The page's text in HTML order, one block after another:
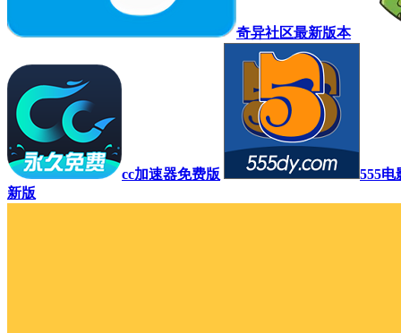
奇异社区最新版本
cc加速器免费版
555电
新版